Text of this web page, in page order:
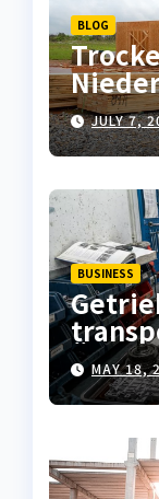
BLOG
und
JULY 7,
BUSINESS
MAY 18,